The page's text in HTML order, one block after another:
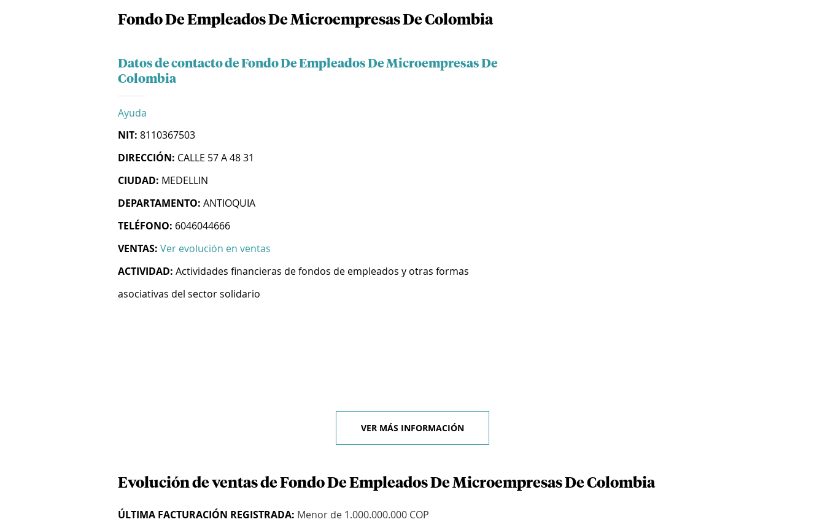
Fondo De Empleados De Microempresas De Colombia
Datos de contacto de Fondo De Empleados De Microempresas De
Colombia
Ayuda
NIT: 8110367503
DIRECCIÓN: CALLE 57 A 48 31
CIUDAD: MEDELLIN
DEPARTAMENTO: ANTIOQUIA
TELÉFONO: 6046044666
VENTAS: Ver evolución en ventas
ACTIVIDAD: Actividades financieras de fondos de empleados y otras formas
asociativas del sector solidario
VER MÁS INFORMACIÓN
Evolución de ventas de Fondo De Empleados De Microempresas De Colombia
ÚLTIMA FACTURACIÓN REGISTRADA: Menor de 1.000.000.000 COP